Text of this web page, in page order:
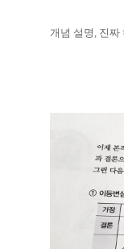
개념 설명, 진짜